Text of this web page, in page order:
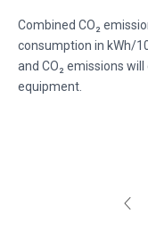
Combined CO₂
consumption in kWh/
and CO₂ emissions
equipment.